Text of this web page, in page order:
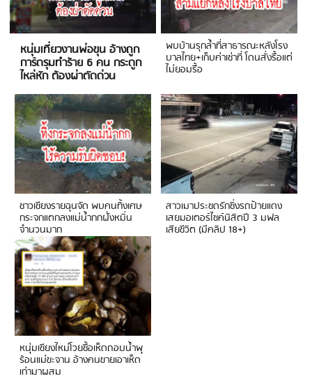
หนุ่มเที่ยวงานพ่อขุน อ้างถูก
การ์ดรุมทำร้าย 6 คน กระดูก
ไหล่หัก ต้องผ่าตัดด่วน
พบบ้านรุกล้ำที่สาธารณะหลังโรง
บาลไทย+เก็บค่าเช่าที่ โดนสั่งรื้อแต่
ไม่ยอมรื้อ
ชาวเชียงรายฉุนจัด พบคนทิ้งเศษ
กระจกแตกลงแม่น้ำกกฝั่งหมิ่น
จำนวนมาก
สาวเมาประชดรักซิ่งรถป้ายแดง
เสยมอเตอร์ไซค์นิสิตปี 3 มฟล
เสียชีวิต (มีคลิป 18+)
หนุ่มเชียงใหม่โวยซื้อเห็ดถอบน้ำพุ
ร้อนแม่ขะจาน อ้างคนขายเอาเห็ด
เก่ามาผสม